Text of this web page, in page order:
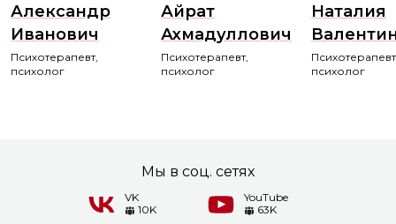
Александр
Иванович
Психотерапевт,
психолог
Айрат
Ахмадуллович
Психотерапевт,
психолог
Наталия
психолог
Мы в соц. сетях
VK
10K
YouTube
63K